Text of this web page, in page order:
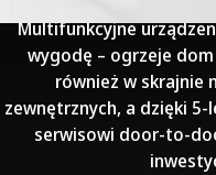
Multifunkcyjne
wygodę – ogrzeje
również w skrajnie
zewnętrznych, a dzięki
serwisowi door-to-